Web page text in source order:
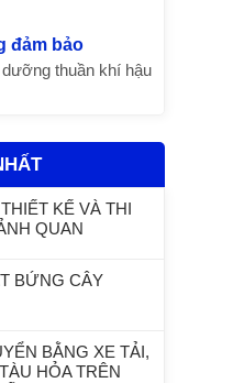
đảm bảo
thuần khí hậu
KẾ VÀ THI
QUAN
BỨNG CÂY
BẰNG XE TẢI,
HỎA TRÊN